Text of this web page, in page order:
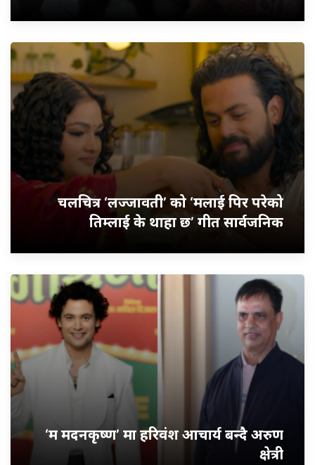
चलचित्र ‘लज्जावती’ को ‘मलाई पिर परेको
तिम्लाई के थाहा छ’ गीत सार्वजनिक
‘म मदनकृष्ण’ मा हरिवंश आचार्य बन्दै अरुण
क्षेत्री